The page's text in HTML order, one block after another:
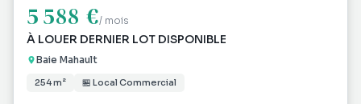
5 588 €/ mois
À LOUER DERNIER LOT DISPONIBLE
Baie Mahault
254 m² 🏪 Local Commercial